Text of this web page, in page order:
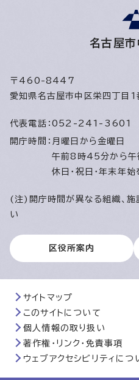
名古屋
〒460-8447
愛知県名古屋市中区栄四丁目1
代表電話： 052-241-3601
開庁時間： 月曜日から金曜日
午前8時45分から午
休日・祝日・年末年始
(注)開庁時間が異なる組織、施
い
区役所案内
サイトマップ
このサイトについて
個人情報の取り扱い
著作権・リンク・免責事項
ウェブアクセシビリティにつ